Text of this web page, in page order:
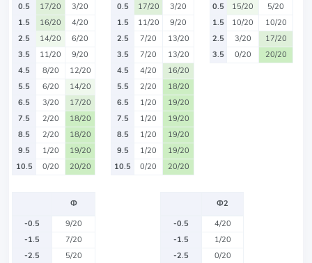
0.5
17/20
3/20
1.5
16/20
4/20
2.5
14/20
6/20
3.5
11/20
9/20
4.5
8/20
12/20
5.5
6/20
14/20
6.5
3/20
17/20
7.5
2/20
18/20
8.5
2/20
18/20
9.5
1/20
19/20
10.5
0/20 20/20
0.5
17/20
3/20
1.5
11/20
9/20
2.5
7/20
13/20
3.5
7/20
13/20
4.5
4/20
16/20
5.5
2/20
18/20
6.5
1/20
19/20
7.5
1/20
19/20
8.5
1/20
19/20
9.5
1/20
19/20
10.5
0/20 20/20
0.5
15/20
5/20
1.5
10/20
10/20
2.5
3/20
17/20
3.5
0/20 20/20
Ф
-0.5
9/20
-1.5
7/20
-2.5
5/20
Ф2
-0.5
4/20
-1.5
1/20
-2.5
0/20